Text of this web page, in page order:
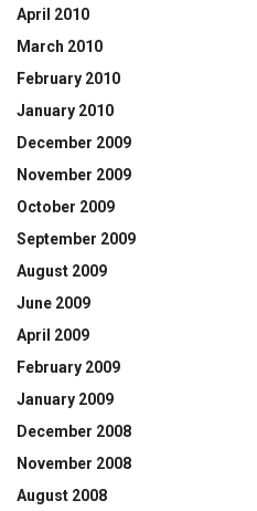
April 2010
March 2010
February 2010
January 2010
December 2009
November 2009
October 2009
September 2009
August 2009
June 2009
April 2009
February 2009
January 2009
December 2008
November 2008
August 2008